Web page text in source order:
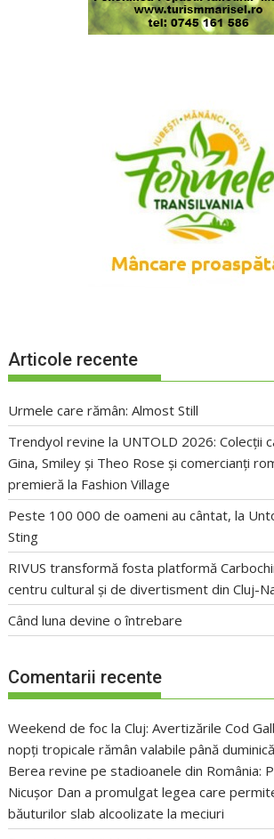
Articole recente
Urmele care rămân: Almost Still
Trendyol revine la UNTOLD 2026: Colecții
Gina, Smiley și Theo Rose și comercianți
premieră la Fashion Village
Peste 100 000 de oameni au cântat, la
Sting
RIVUS transformă fosta platformă
centru cultural și de divertisment din Cluj-
Când luna devine o întrebare
Comentarii recente
Weekend de foc la Cluj: Avertizările Cod
nopți tropicale rămân valabile până
Berea revine pe stadioanele din România:
Nicușor Dan a promulgat legea care
băuturilor slab alcoolizate la meciuri